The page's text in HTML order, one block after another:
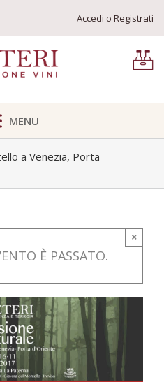
Accedi o Registrati
MENU
a Venezia, Porta
È PASSATO.
×